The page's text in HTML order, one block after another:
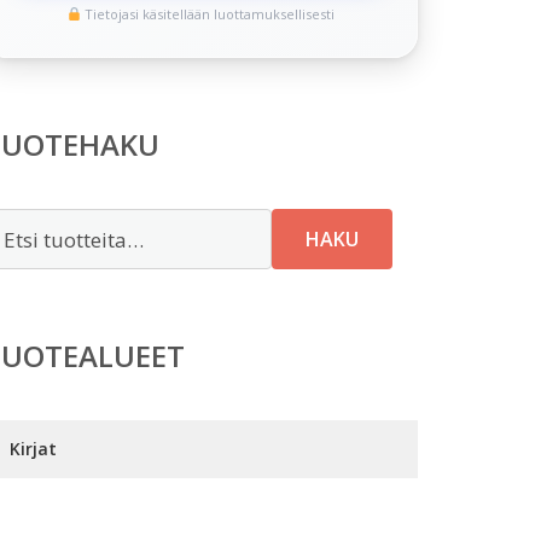
Tietojasi käsitellään luottamuksellisesti
HAKU
Kirjat